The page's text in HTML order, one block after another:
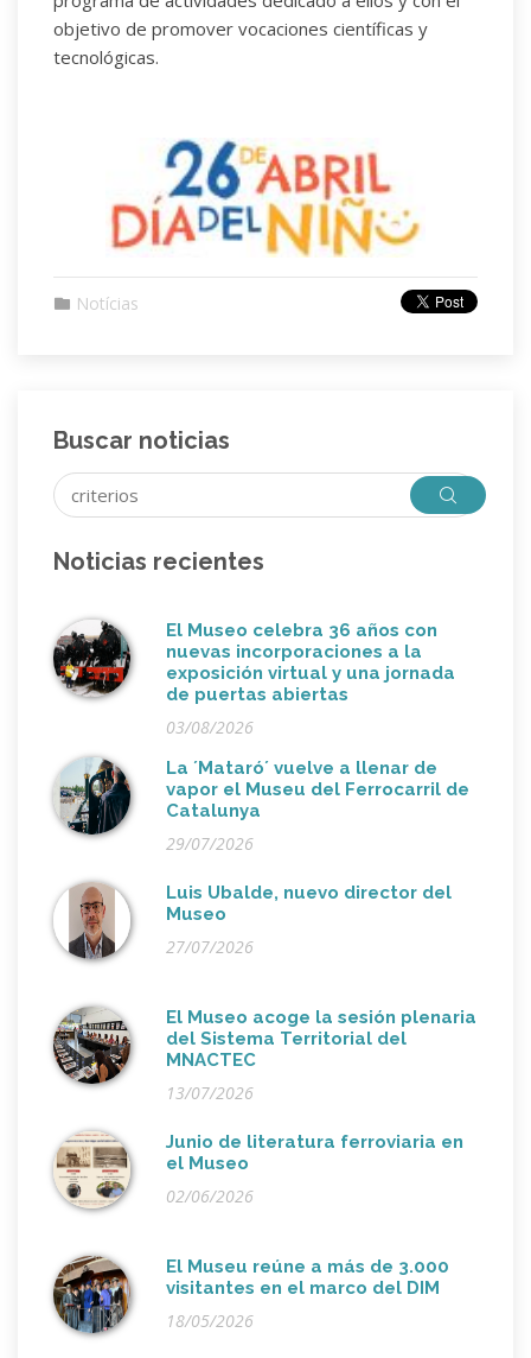
objetivo de promover vocaciones científicas y
tecnológicas.
Notícias
Buscar noticias
Noticias recientes
El Museo celebra 36 años con
nuevas incorporaciones a la
exposición virtual y una jornada
de puertas abiertas
03/08/2026
La ´Mataró´ vuelve a llenar de
vapor el Museu del Ferrocarril de
Catalunya
29/07/2026
Luis Ubalde, nuevo director del
Museo
27/07/2026
El Museo acoge la sesión plenaria
del Sistema Territorial del
MNACTEC
13/07/2026
Junio de literatura ferroviaria en
el Museo
02/06/2026
El Museu reúne a más de 3.000
visitantes en el marco del DIM
18/05/2026